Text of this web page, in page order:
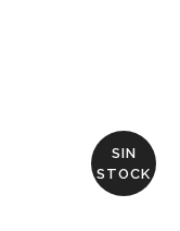
SIN
STOCK